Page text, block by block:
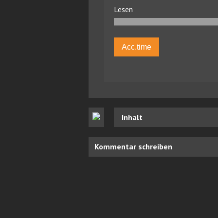
Lesen
Acc.time
Inhalt
Kommentar schreiben